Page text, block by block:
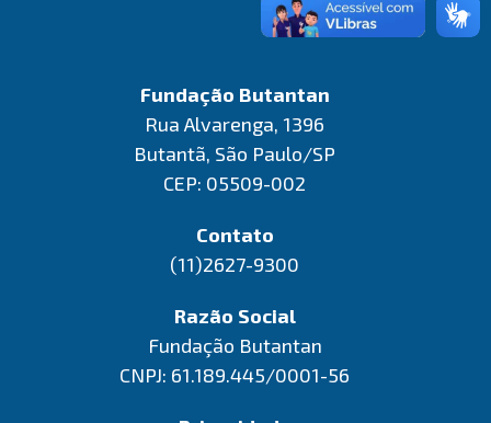
Fundação Butantan
Rua Alvarenga, 1396
Butantã, São Paulo/SP
CEP: 05509-002
Contato
(11)2627-9300
Razão Social
Fundação Butantan
CNPJ: 61.189.445/0001-56